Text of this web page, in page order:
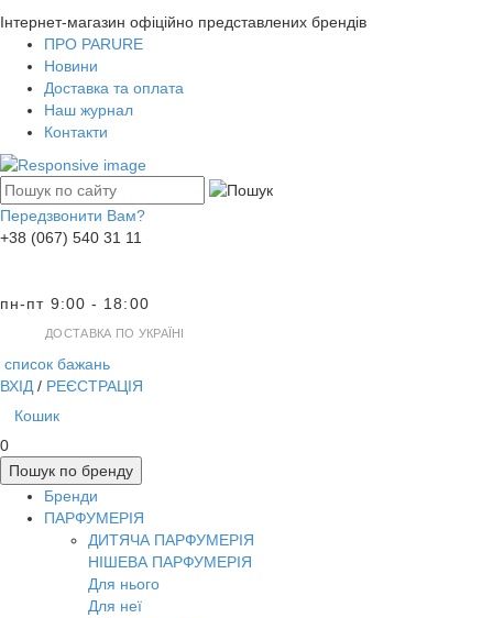
Інтернет-магазин офіційно представлених брендів
ПРО PARURE
Новини
Доставка та оплата
Наш журнал
Контакти
Передзвонити Вам?
+38 (067) 540 31 11
пн-пт 9:00 - 18:00
ДОСТАВКА ПО УКРАЇНІ
список бажань
ВХІД / РЕЄСТРАЦІЯ
Кошик
0
Пошук по бренду
Бренди
ПАРФУМЕРІЯ
ДИТЯЧА ПАРФУМЕРІЯ
НІШЕВА ПАРФУМЕРІЯ
Для нього
Для неї